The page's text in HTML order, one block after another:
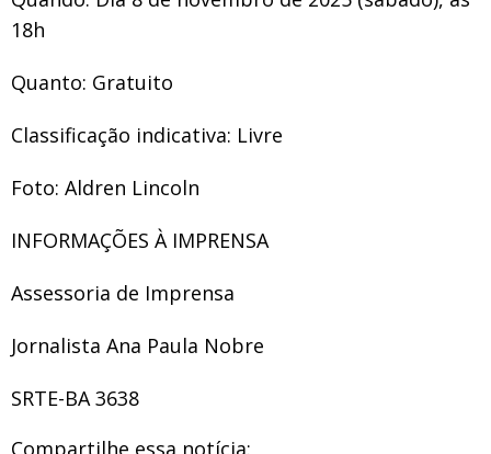
18h
Quanto: Gratuito
Classificação indicativa: Livre
Foto: Aldren Lincoln
INFORMAÇÕES À IMPRENSA
Assessoria de Imprensa
Jornalista Ana Paula Nobre
SRTE-BA 3638
Compartilhe essa notícia: